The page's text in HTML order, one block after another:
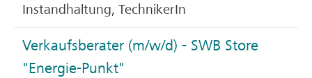
Instandhaltung, TechnikerIn
Verkaufsberater (m/w/d) - SWB Store
"Energie-Punkt"